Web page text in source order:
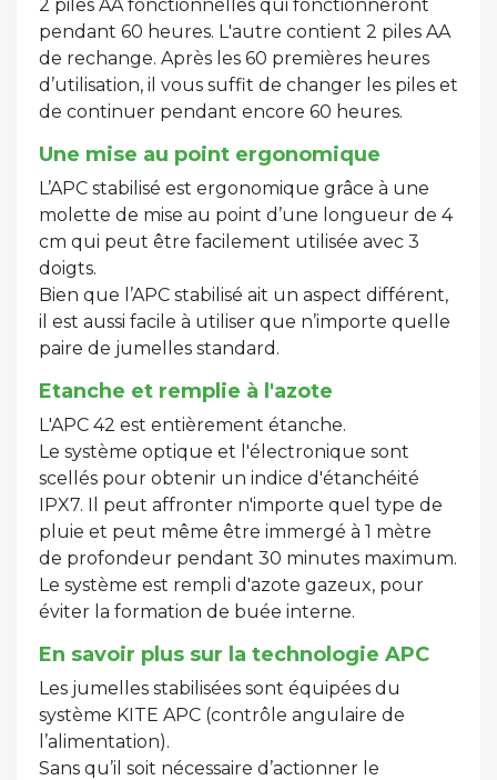
2 piles AA fonctionnelles qui fonctionneront
pendant 60 heures. L'autre contient 2 piles AA
de rechange. Après les 60 premières heures
d’utilisation, il vous suffit de changer les piles et
de continuer pendant encore 60 heures.
Une mise au point ergonomique
L’APC stabilisé est ergonomique grâce à une
molette de mise au point d’une longueur de 4
cm qui peut être facilement utilisée avec 3
doigts.
Bien que l’APC stabilisé ait un aspect différent,
il est aussi facile à utiliser que n’importe quelle
paire de jumelles standard.
Etanche et remplie à l'azote
L'APC 42 est entièrement étanche.
Le système optique et l'électronique sont
scellés pour obtenir un indice d'étanchéité
IPX7. Il peut affronter n'importe quel type de
pluie et peut même être immergé à 1 mètre
de profondeur pendant 30 minutes maximum.
Le système est rempli d'azote gazeux, pour
éviter la formation de buée interne.
En savoir plus sur la technologie APC
Les jumelles stabilisées sont équipées du
système KITE APC (contrôle angulaire de
l’alimentation).
Sans qu’il soit nécessaire d’actionner le